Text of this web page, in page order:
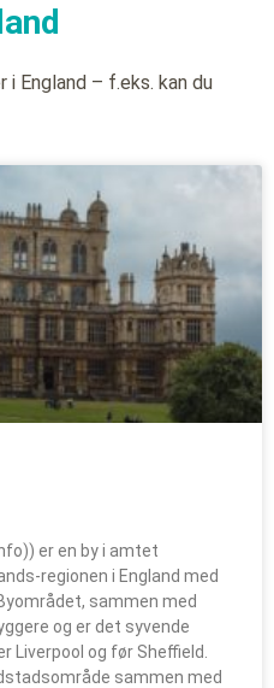
England – f.eks. kan du
er en by i amtet
regionen i England med
sammen med
og er det syvende
og før Sheffield.
sammen med